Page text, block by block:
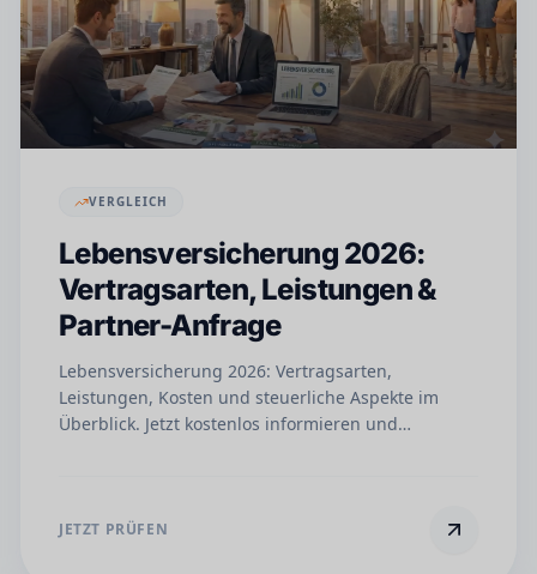
VERGLEICH
Lebensversicherung 2026:
Vertragsarten, Leistungen &
Partner-Anfrage
Lebensversicherung 2026: Vertragsarten,
Leistungen, Kosten und steuerliche Aspekte im
Überblick. Jetzt kostenlos informieren und
JETZT PRÜFEN